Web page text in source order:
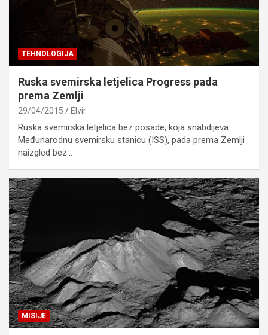
TEHNOLOGIJA
Ruska svemirska letjelica Progress pada
prema Zemlji
29/04/2015 Elvir
Ruska svemirska letjelica bez posade, koja snabdijeva
Međunarodnu svemirsku stanicu (ISS), pada prema Zemlji
naizgled bez…
MISIJE